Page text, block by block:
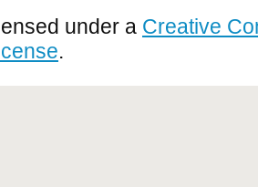
under a Creative
.